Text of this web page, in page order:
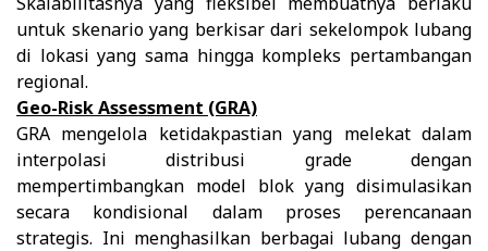
untuk skenario yang berkisar dari sekelompok lubang
di lokasi yang sama hingga kompleks pertambangan
regional.
Geo-Risk Assessment (GRA)
GRA mengelola ketidakpastian yang melekat dalam
interpolasi distribusi grade dengan
mempertimbangkan model blok yang disimulasikan
secara kondisional dalam proses perencanaan
strategis. Ini menghasilkan berbagai lubang dengan